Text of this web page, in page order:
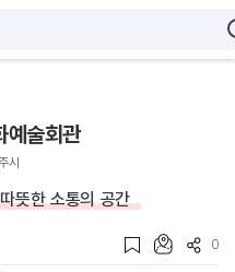
예술회관
시
뜻한 소통의 공간
0